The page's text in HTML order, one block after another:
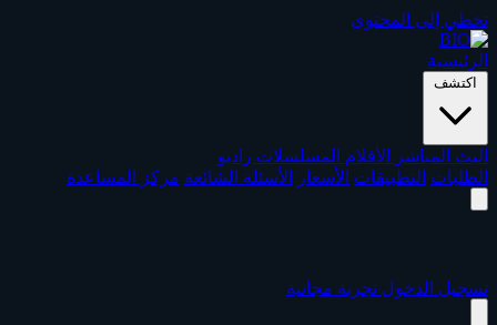
تخطي إلى المحتوى
الرئيسية
اكتشف
البث المباشر الأفلام المسلسلات راديو
الطلبات التطبيقات الأسعار الأسئلة الشائعة مركز المساعدة
تسجيل الدخول تجربة مجانية